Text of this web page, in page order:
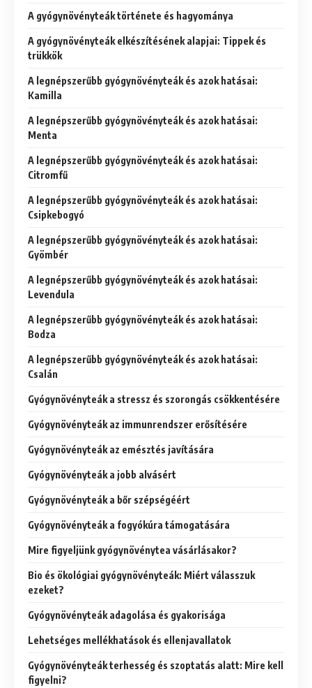
A gyógynövényteák története és hagyománya
A gyógynövényteák elkészítésének alapjai: Tippek és
trükkök
A legnépszerűbb gyógynövényteák és azok hatásai:
Kamilla
A legnépszerűbb gyógynövényteák és azok hatásai:
Menta
A legnépszerűbb gyógynövényteák és azok hatásai:
Citromfű
A legnépszerűbb gyógynövényteák és azok hatásai:
Csipkebogyó
A legnépszerűbb gyógynövényteák és azok hatásai:
Gyömbér
A legnépszerűbb gyógynövényteák és azok hatásai:
Levendula
A legnépszerűbb gyógynövényteák és azok hatásai:
Bodza
A legnépszerűbb gyógynövényteák és azok hatásai:
Csalán
Gyógynövényteák a stressz és szorongás csökkentésére
Gyógynövényteák az immunrendszer erősítésére
Gyógynövényteák az emésztés javítására
Gyógynövényteák a jobb alvásért
Gyógynövényteák a bőr szépségéért
Gyógynövényteák a fogyókúra támogatására
Mire figyeljünk gyógynövénytea vásárlásakor?
Bio és ökológiai gyógynövényteák: Miért válasszuk
ezeket?
Gyógynövényteák adagolása és gyakorisága
Lehetséges mellékhatások és ellenjavallatok
Gyógynövényteák terhesség és szoptatás alatt: Mire kell
figyelni?